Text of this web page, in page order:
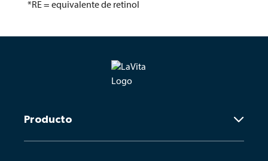
*RE = equivalente de retinol
Producto 